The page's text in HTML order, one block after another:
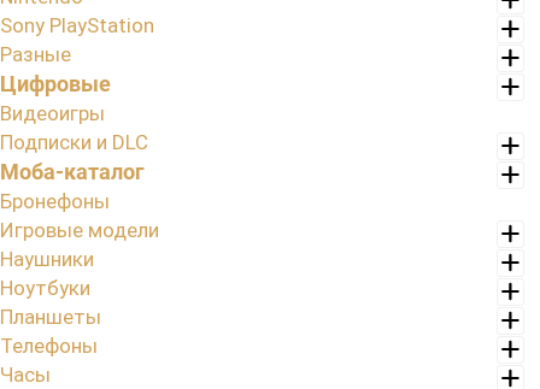
Sony PlayStation
Разные
Цифровые
Видеоигры
Подписки и DLC
Моба-каталог
Бронефоны
Игровые модели
Наушники
Ноутбуки
Планшеты
Телефоны
Часы